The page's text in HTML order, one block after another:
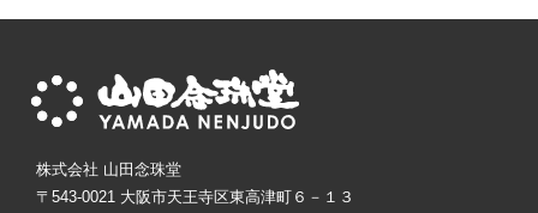
株式会社 山田念珠堂
〒543-0021 大阪市天王寺区東高津町６－１３